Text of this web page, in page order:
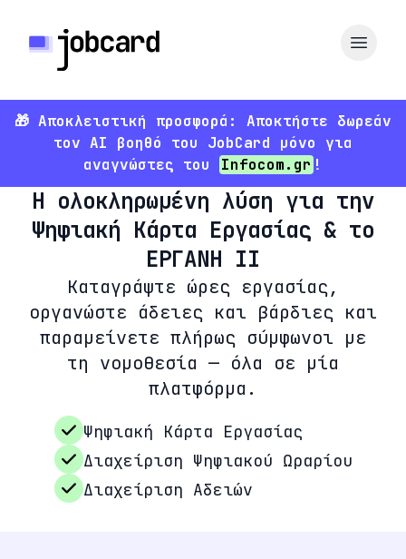
🎁 Αποκλειστική προσφορά: Αποκτήστε δωρεάν
τον AI βοηθό του JobCard μόνο για
αναγνώστες του
Infocom.gr !
Η ολοκληρωμένη λύση για την
Ψηφιακή Κάρτα Εργασίας & το
ΕΡΓΑΝΗ ΙΙ
Καταγράψτε ώρες εργασίας,
οργανώστε άδειες και βάρδιες και
παραμείνετε πλήρως σύμφωνοι με
τη νομοθεσία — όλα σε μία
πλατφόρμα.
Ψηφιακή Κάρτα Εργασίας
Διαχείριση Ψηφιακού Ωραρίου
Διαχείριση Αδειών